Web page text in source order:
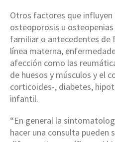
Otros factores que influyen
osteoporosis u
familiar o antecedentes de
línea materna,
afección como las
de huesos y músculos y el
corticoides-, diabetes,
infantil.
“En general la
hacer una consulta pueden